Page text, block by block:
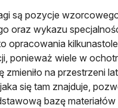
są pozycje
oraz wykazu
opracowania
ponieważ wiele w
zmieniło na przestrzeni
się tam znajduje,
bazę materiałów